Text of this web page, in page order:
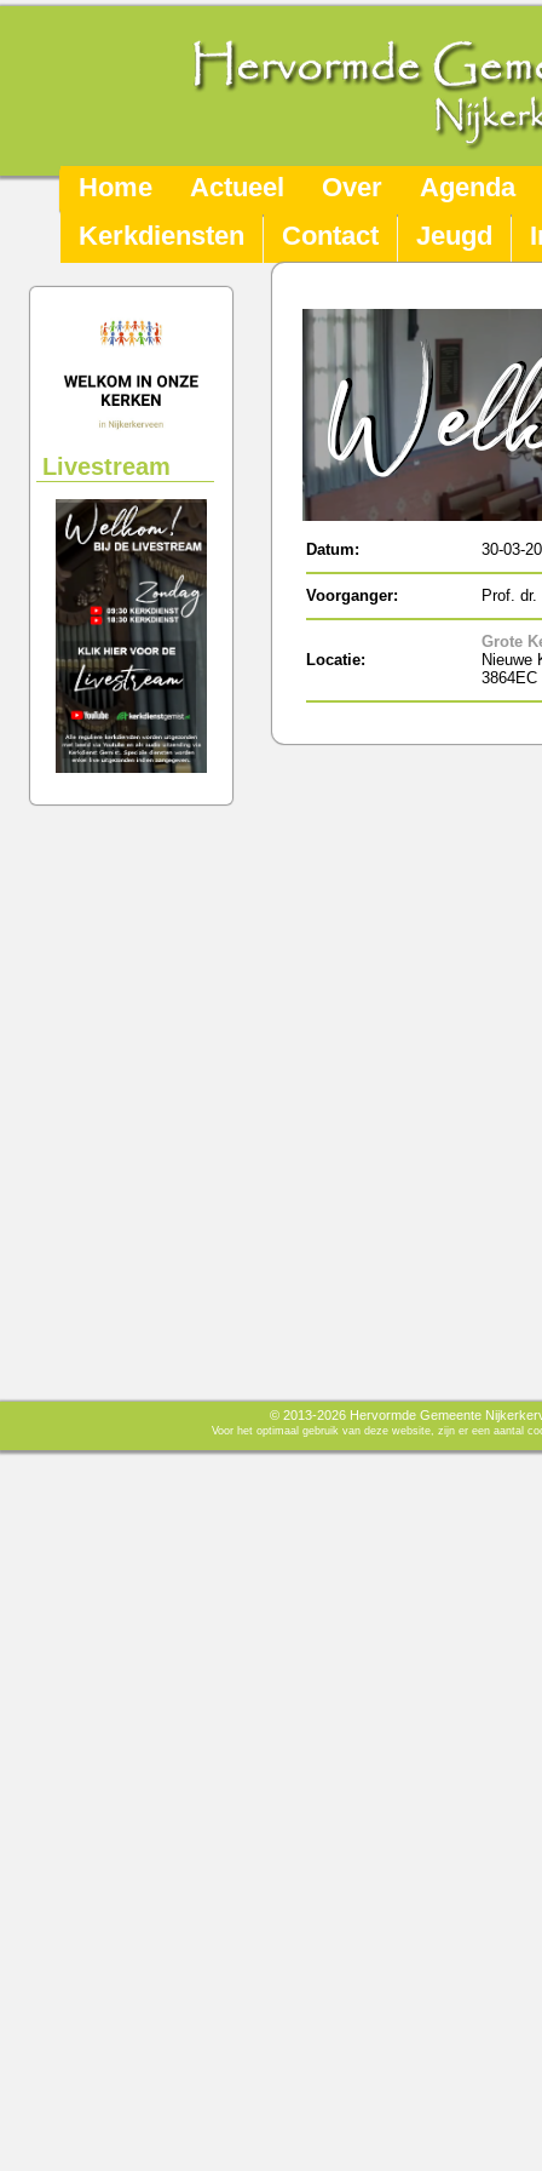
Home Actueel Over
Agenda
Kerkdiensten
Contact Jeugd
Livestream
Datum: 30-03-
Voorganger: Prof.
Locatie:
Grote
Nieuwe
© 2013-2026 Hervormde Gemeente
Voor het optimaal gebruik van deze website, zijn er een aantal